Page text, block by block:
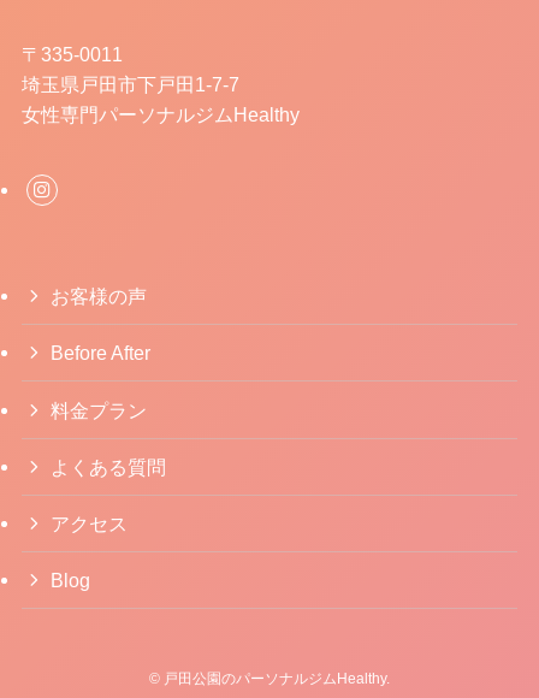
〒335-0011
埼玉県戸田市下戸田1-7-7
女性専門パーソナルジムHealthy
お客様の声
Before After
料金プラン
よくある質問
アクセス
Blog
© 戸田公園のパーソナルジムHealthy.